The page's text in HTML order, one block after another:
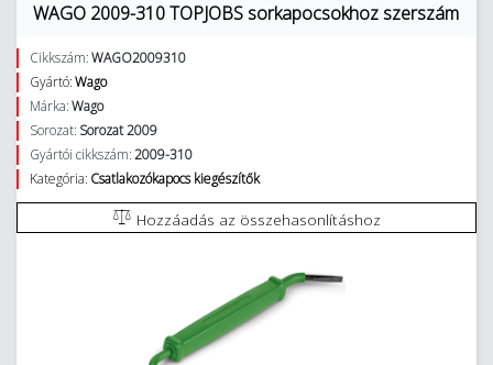
WAGO 2009-310 TOPJOBS sorkapocsokhoz szerszám
Cikkszám:WAGO2009310
Gyártó:Wago
Márka:Wago
Sorozat: Sorozat 2009
Gyártói cikkszám:2009-310
Kategória: Csatlakozókapocs kiegészítők
Hozzáadás az összehasonlításhoz